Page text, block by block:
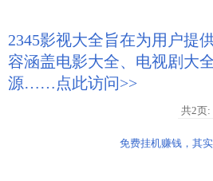
2345影视大全旨在为用户提
容涵盖电影大全、电视剧大
源……点此访问>>
共2页:
免费挂机赚钱，其